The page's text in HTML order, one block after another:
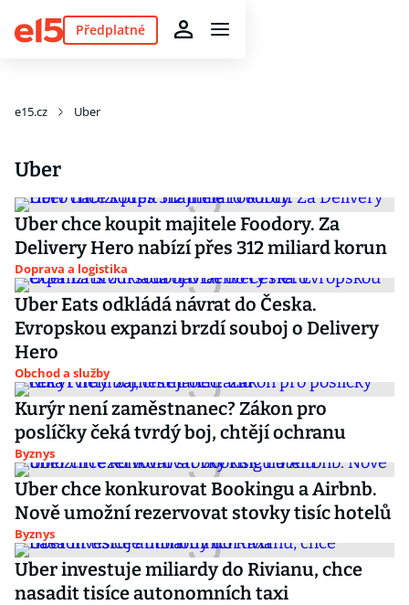
Předplatné
e15.cz Uber
Uber
Uber chce koupit majitele Foodory. Za
Delivery Hero nabízí přes 312 miliard korun
Doprava a logistika
Uber Eats odkládá návrat do Česka.
Evropskou expanzi brzdí souboj o Delivery
Hero
Obchod a služby
Kurýr není zaměstnanec? Zákon pro
poslíčky čeká tvrdý boj, chtějí ochranu
Byznys
Uber chce konkurovat Bookingu a Airbnb.
Nově umožní rezervovat stovky tisíc hotelů
Byznys
Uber investuje miliardy do Rivianu, chce
nasadit tisíce autonomních taxi